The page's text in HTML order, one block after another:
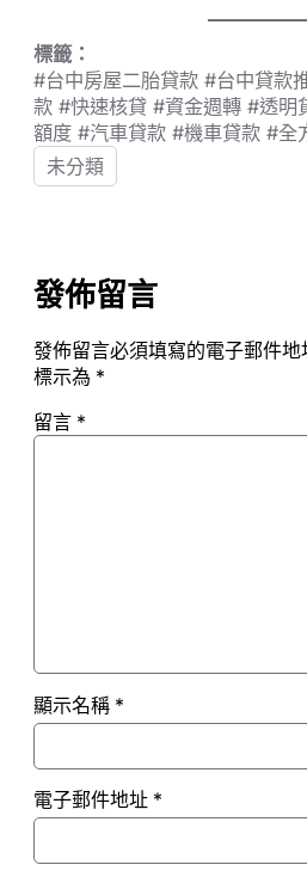
標籤：
#台中房屋二胎貸款 #台中貸款
款 #快速核貸 #資金週轉 #透明
額度 #汽車貸款 #機車貸款 #全
未分類
發佈留言
發佈留言必須填寫的電子郵件地
標示為 *
留言 *
顯示名稱 *
電子郵件地址 *